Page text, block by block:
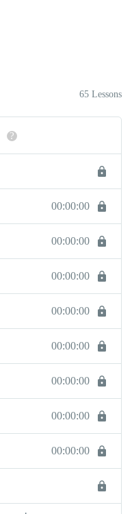
65 Lessons
?
00:00:00
00:00:00
00:00:00
00:00:00
00:00:00
00:00:00
00:00:00
00:00:00